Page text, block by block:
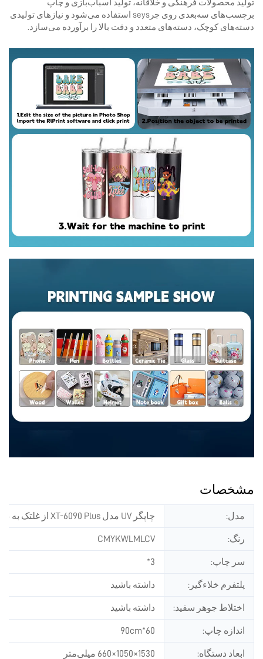
تولید محصولات فرهنگی و خلاقانه، تولید اسباب‌بازی و چاپ
برچسب‌های سه‌بعدی روی جرseys استفاده می‌شود و نیازهای تولیدی
دسته‌های کوچک، دسته‌های متعدد و دقت بالا را برآورده می‌سازد.
مشخصات
مدل: چاپگر UV مدل XT-6090 Plus از غلتک به صفحه‌ای
رنگ: CMYKWLMLCV
سر چاپ: 3*
پلتفرم خلاء‌گیر: داشته باشید
اختلاط جوهر سفید: داشته باشید
اندازه چاپ: 60*90cm
ابعاد دستگاه: 1530×1050×660 میلی‌متر